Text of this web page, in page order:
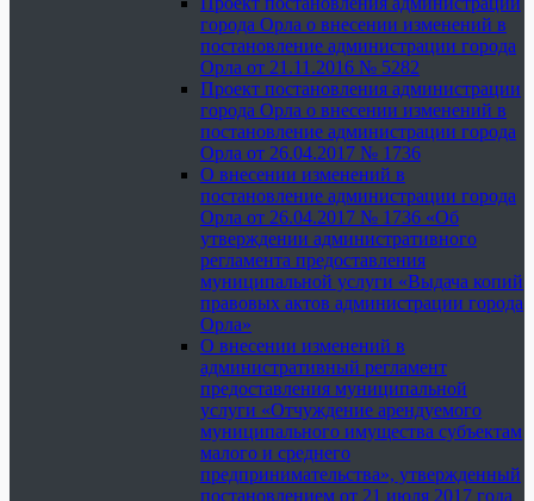
города Орла о внесении изменений в
постановление администрации города
Орла от 21.11.2016 № 5282
Проект постановления администрации
города Орла о внесении изменений в
постановление администрации города
Орла от 26.04.2017 № 1736
О внесении изменений в
постановление администрации города
Орла от 26.04.2017 № 1736 «Об
утверждении административного
регламента предоставления
муниципальной услуги «Выдача копий
правовых актов администрации города
Орла»
О внесении изменений в
административный регламент
предоставления муниципальной
услуги «Отчуждение арендуемого
муниципального имущества субъектам
малого и среднего
предпринимательства», утвержденный
постановлением от 21 июля 2017 года